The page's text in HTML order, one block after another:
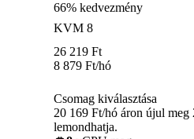
66% kedvezmény
KVM 8
26 219 Ft
8 879 Ft/hó
Csomag kiválasztása
20 169 Ft/hó áron újul
lemondhatja.